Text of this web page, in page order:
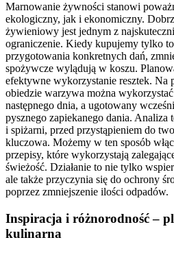
Marnowanie żywności stanowi
ekologiczny, jak i ekonomiczny.
żywieniowy jest jednym z
ograniczenie. Kiedy kupujemy tylko
przygotowania konkretnych dań,
spożywcze wylądują w koszu.
efektywne wykorzystanie resztek. Na
obiedzie warzywa można
następnego dnia, a ugotowany
pysznego zapiekanego dania.
i spiżarni, przed przystąpieniem do
kluczowa. Możemy w ten sposób
przepisy, które wykorzystają
świeżość. Działanie to nie tylko
ale także przyczynia się do ochrony
poprzez zmniejszenie ilości odpadów.
Inspiracja i różnorodność –
kulinarna